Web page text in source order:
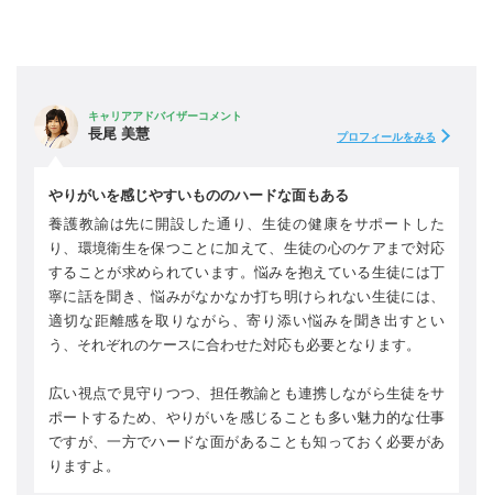
キャリアアドバイザーコメント
長尾 美慧 プロフィールをみる
やりがいを感じやすいもののハードな面もある
養護教諭は先に開設した通り、生徒の健康をサポートした
り、環境衛生を保つことに加えて、生徒の心のケアまで対応
することが求められています。悩みを抱えている生徒には丁
寧に話を聞き、悩みがなかなか打ち明けられない生徒には、
適切な距離感を取りながら、寄り添い悩みを聞き出すとい
う、それぞれのケースに合わせた対応も必要となります。
広い視点で見守りつつ、担任教諭とも連携しながら生徒をサ
ポートするため、やりがいを感じることも多い魅力的な仕事
ですが、一方でハードな面があることも知っておく必要があ
りますよ。